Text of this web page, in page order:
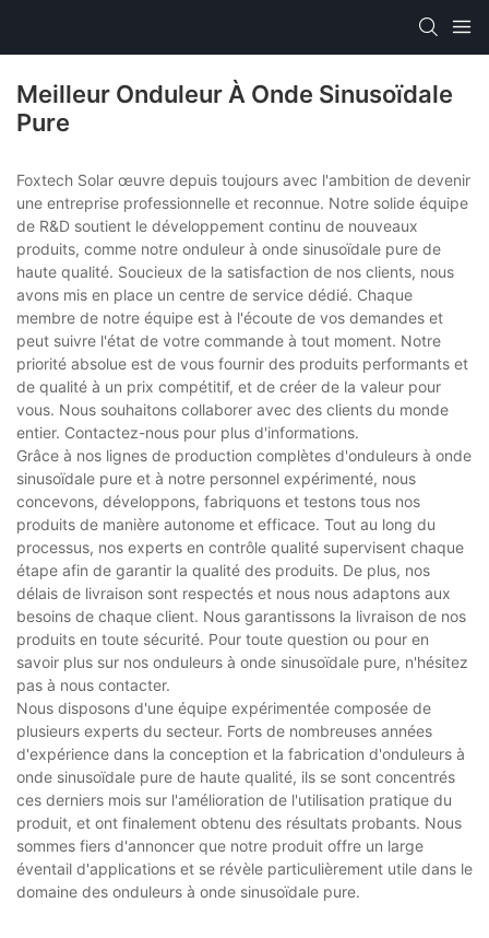
Meilleur Onduleur À Onde Sinusoïdale
Pure
Foxtech Solar œuvre depuis toujours avec l'ambition de devenir
une entreprise professionnelle et reconnue. Notre solide équipe
de R&D soutient le développement continu de nouveaux
produits, comme notre onduleur à onde sinusoïdale pure de
haute qualité. Soucieux de la satisfaction de nos clients, nous
avons mis en place un centre de service dédié. Chaque
membre de notre équipe est à l'écoute de vos demandes et
peut suivre l'état de votre commande à tout moment. Notre
priorité absolue est de vous fournir des produits performants et
de qualité à un prix compétitif, et de créer de la valeur pour
vous. Nous souhaitons collaborer avec des clients du monde
entier. Contactez-nous pour plus d'informations.
Grâce à nos lignes de production complètes d'onduleurs à onde
sinusoïdale pure et à notre personnel expérimenté, nous
concevons, développons, fabriquons et testons tous nos
produits de manière autonome et efficace. Tout au long du
processus, nos experts en contrôle qualité supervisent chaque
étape afin de garantir la qualité des produits. De plus, nos
délais de livraison sont respectés et nous nous adaptons aux
besoins de chaque client. Nous garantissons la livraison de nos
produits en toute sécurité. Pour toute question ou pour en
savoir plus sur nos onduleurs à onde sinusoïdale pure, n'hésitez
pas à nous contacter.
Nous disposons d'une équipe expérimentée composée de
plusieurs experts du secteur. Forts de nombreuses années
d'expérience dans la conception et la fabrication d'onduleurs à
onde sinusoïdale pure de haute qualité, ils se sont concentrés
ces derniers mois sur l'amélioration de l'utilisation pratique du
produit, et ont finalement obtenu des résultats probants. Nous
sommes fiers d'annoncer que notre produit offre un large
éventail d'applications et se révèle particulièrement utile dans le
domaine des onduleurs à onde sinusoïdale pure.